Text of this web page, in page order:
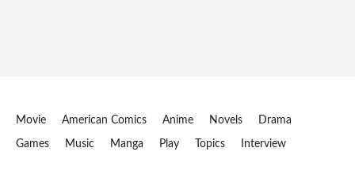
Movie American Comics Anime Novels Drama
Games Music Manga Play Topics Interview